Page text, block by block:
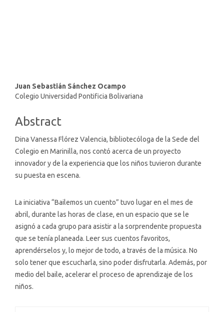
Main
Article
Content
Juan Sebastián Sánchez Ocampo
Colegio Universidad Pontificia Bolivariana
Abstract
Dina Vanessa Flórez Valencia, bibliotecóloga de la Sede del
Colegio en Marinilla, nos contó acerca de un proyecto
innovador y de la experiencia que los niños tuvieron durante
su puesta en escena.
La iniciativa “Bailemos un cuento” tuvo lugar en el mes de
abril, durante las horas de clase, en un espacio que se le
asignó a cada grupo para asistir a la sorprendente propuesta
que se tenía planeada. Leer sus cuentos favoritos,
aprendérselos y, lo mejor de todo, a través de la música. No
solo tener que escucharla, sino poder disfrutarla. Además, por
medio del baile, acelerar el proceso de aprendizaje de los
niños.